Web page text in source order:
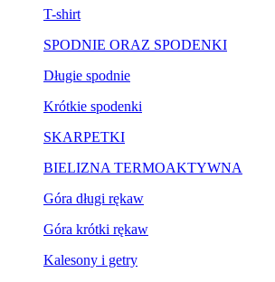
T-shirt
SPODNIE ORAZ SPODENKI
Długie spodnie
Krótkie spodenki
SKARPETKI
BIELIZNA TERMOAKTYWNA
Góra długi rękaw
Góra krótki rękaw
Kalesony i getry